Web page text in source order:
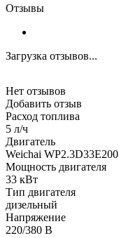
Отзывы
Загрузка отзывов...
Нет отзывов
Добавить отзыв
Расход топлива
5 л/ч
Двигатель
Weichai WP2.3D33E200
Мощность двигателя
33 кВт
Тип двигателя
дизельный
Напряжение
220/380 В